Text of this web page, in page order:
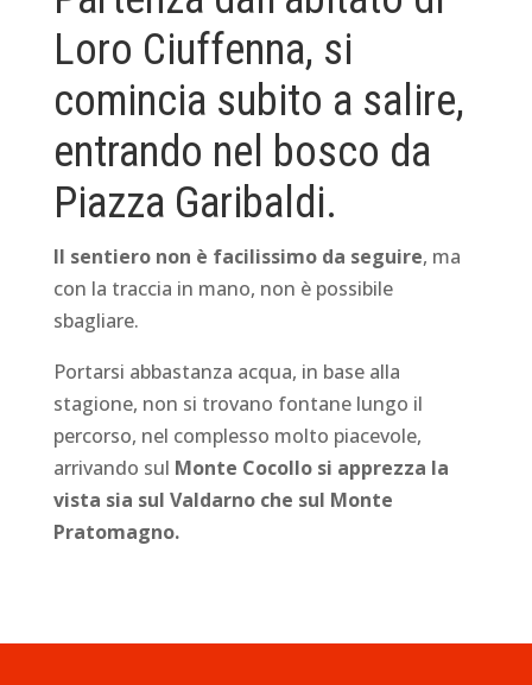
Loro Ciuffenna, si
comincia subito a salire,
entrando nel bosco da
Piazza Garibaldi.
Il sentiero non è facilissimo da seguire, ma
con la traccia in mano, non è possibile
sbagliare.
Portarsi abbastanza acqua, in base alla
stagione, non si trovano fontane lungo il
percorso, nel complesso molto piacevole,
arrivando sul Monte Cocollo si apprezza la
vista sia sul Valdarno che sul Monte
Pratomagno.